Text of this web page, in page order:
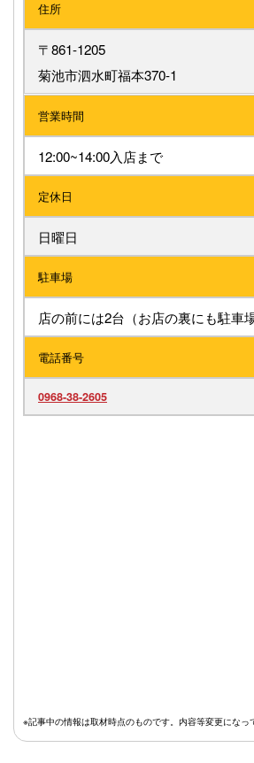
住所
〒861-1205
菊池市泗水町福本370-1
営業時間
12:00~14:00入店まで
定休日
日曜日
駐車場
店の前には2台（お店の裏にも駐車
電話番号
0968-38-2605
※記事中の情報は取材時点のものです。内容等変更になっ